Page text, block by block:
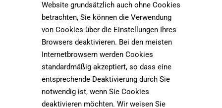
Website grundsätzlich auch ohne Cookies
betrachten, Sie können die Verwendung
von Cookies über die Einstellungen Ihres
Browsers deaktivieren. Bei den meisten
Internetbrowsern werden Cookies
standardmäßig akzeptiert, so dass eine
entsprechende Deaktivierung durch Sie
notwendig ist, wenn Sie Cookies
deaktivieren möchten. Wir weisen Sie